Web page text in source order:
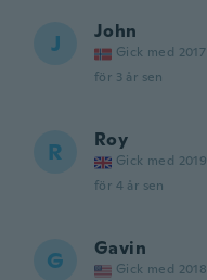
J John
Gick med 2017
för 3 år sen
R Roy
Gick med 2019
för 4 år sen
G Gavin
Gick med 2018